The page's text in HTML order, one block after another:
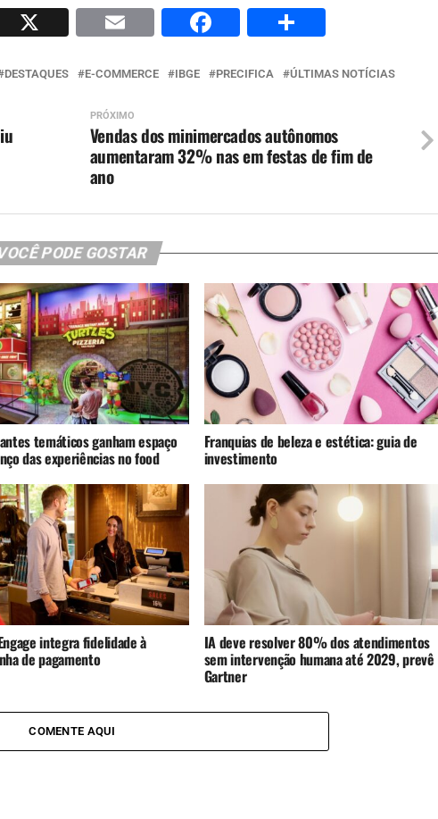
LinkedIn
X Email Facebook
DESTAQUES E-COMMERCE IBGE PRECIFICA ÚLTIMAS NOTÍCIAS
PRÓXIMO
Vendas dos minimercados autônomos
aumentaram 32% nas em festas de fim de
ano
PODE GOSTAR
temáticos ganham espaço
das experiências no food
Franquias de beleza e estética: guia de
investimento
integra fidelidade à
de pagamento
IA deve resolver 80% dos atendimentos
sem intervenção humana até 2029, prevê
Gartner
COMENTE AQUI